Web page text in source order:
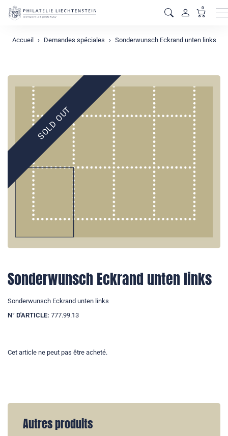
0
Accueil Demandes spéciales Sonderwunsch Eckrand unten links
SOLD OUT
Sonderwunsch Eckrand unten links
Sonderwunsch Eckrand unten links
N° D'ARTICLE: 777.99.13
Cet article ne peut pas être acheté.
Autres produits